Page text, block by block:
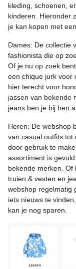
kleding, schoenen,
kinderen. Hieronder
je kan kopen met
Dames: De collectie
fashionista die op
Of je nu op zoek
een chique jurk voor
hier terecht voor
jassen van bekende
jeans ben je bij hen
Heren: De webshop
van casual outfits tot
door gebruik te
assortiment is
bekende merken. Of
truien & vesten en
webshop regelmatig
iets nieuws te
kan je nog sparen.